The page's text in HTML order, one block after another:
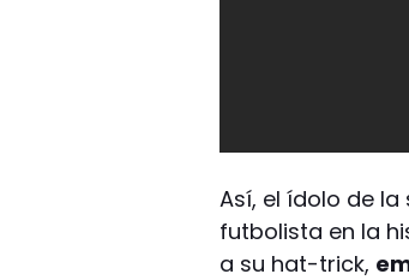
Así, el ídolo de
futbolista en la
a su hat-trick,